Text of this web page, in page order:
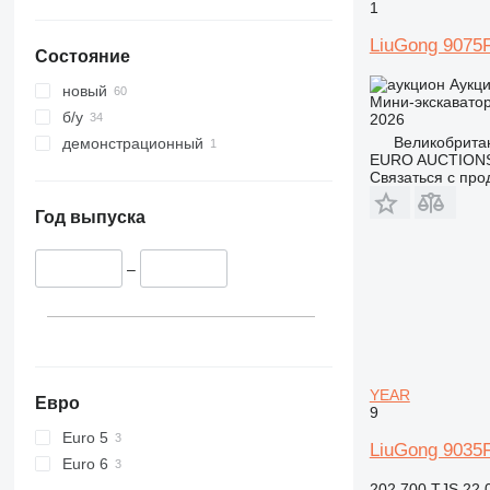
Состояние
новый
б/у
демонстрационный
Год выпуска
–
Евро
Euro 5
Euro 6
1
LiuGong
Мини-
2026
EURO
Связаться с
YEAR
9
LiuGong